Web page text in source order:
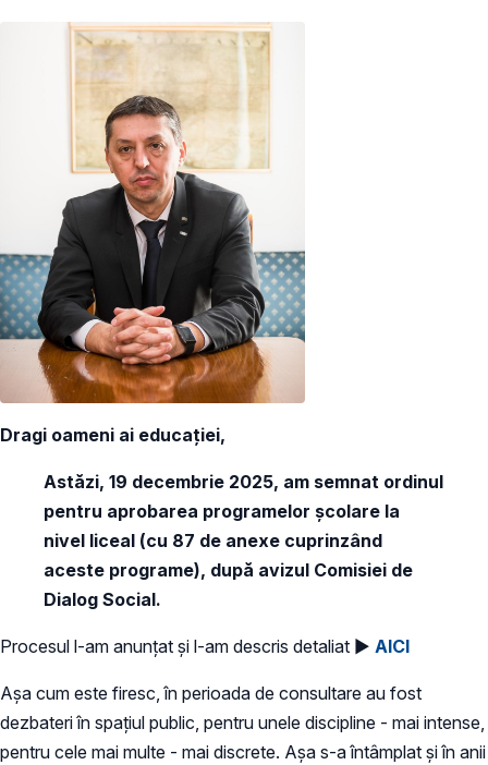
Dragi oameni ai educației,
Astăzi, 19 decembrie 2025, am semnat ordinul
pentru aprobarea programelor școlare la
nivel liceal (cu 87 de anexe cuprinzând
aceste programe), după avizul Comisiei de
Dialog Social.
Procesul l-am anunțat și l-am descris detaliat ► AICI
Așa cum este firesc, în perioada de consultare au fost
dezbateri în spațiul public, pentru unele discipline - mai intense,
pentru cele mai multe - mai discrete. Așa s-a întâmplat și în anii